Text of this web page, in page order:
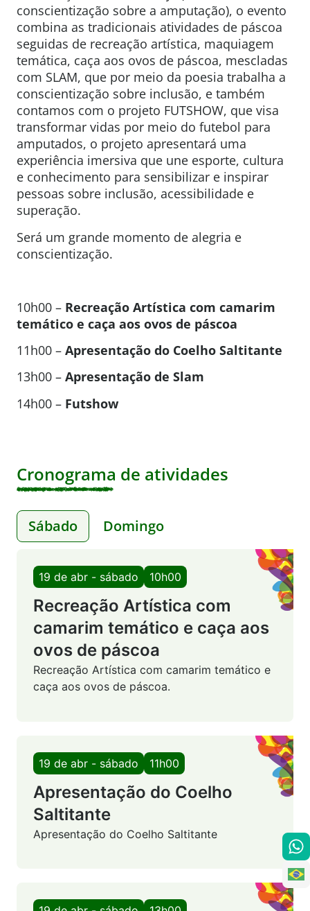
conscientização sobre a amputação), o evento
combina as tradicionais atividades de páscoa
seguidas de recreação artística, maquiagem
temática, caça aos ovos de páscoa, mescladas
com SLAM, que por meio da poesia trabalha a
conscientização sobre inclusão, e também
contamos com o projeto FUTSHOW, que visa
transformar vidas por meio do futebol para
amputados, o projeto apresentará uma
experiência imersiva que une esporte, cultura
e conhecimento para sensibilizar e inspirar
pessoas sobre inclusão, acessibilidade e
superação.
Será um grande momento de alegria e
conscientização.
10h00 – Recreação Artística com camarim
temático e caça aos ovos de páscoa
11h00 – Apresentação do Coelho Saltitante
13h00 – Apresentação de Slam
14h00 – Futshow
Cronograma de atividades
Sábado Domingo
19 de abr - sábado 10h00
Recreação Artística com
camarim temático e caça aos
ovos de páscoa
Recreação Artística com camarim temático e
caça aos ovos de páscoa.
19 de abr - sábado 11h00
Apresentação do Coelho
Saltitante
Apresentação do Coelho Saltitante